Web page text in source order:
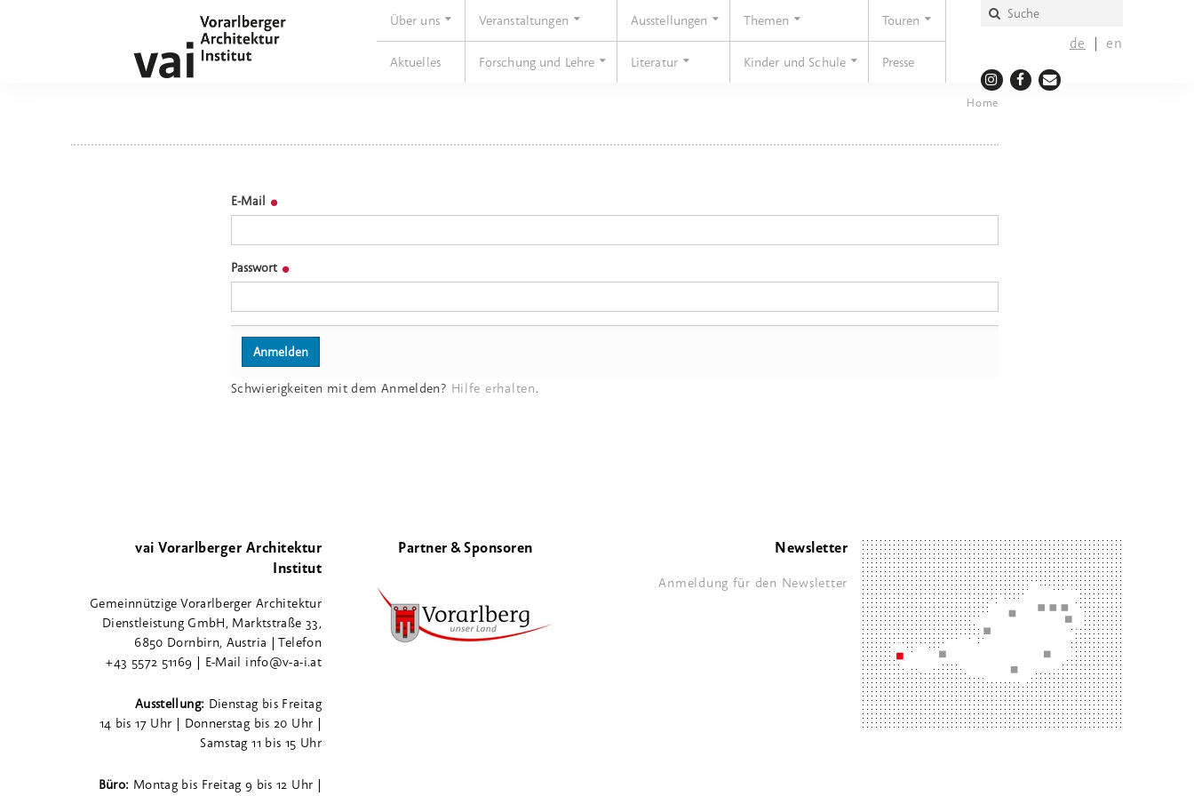
de en
Über uns Veranstaltungen Ausstellungen Themen Touren
Aktuelles Forschung und Lehre Literatur Kinder und Schule Presse
Home
E-Mail
Passwort
Schwierigkeiten mit dem Anmelden? Hilfe erhalten.
vai Vorarlberger Architektur
Institut
Gemeinnützige Vorarlberger Architektur
Dienstleistung GmbH, Marktstraße 33,
6850 Dornbirn, Austria | Telefon
+43 5572 51169 | E-Mail info@v-a-i.at
Ausstellung: Dienstag bis Freitag
14 bis 17 Uhr | Donnerstag bis 20 Uhr |
Samstag 11 bis 15 Uhr
Büro: Montag bis Freitag 9 bis 12 Uhr |
Partner & Sponsoren Newsletter
Anmeldung für den Newsletter